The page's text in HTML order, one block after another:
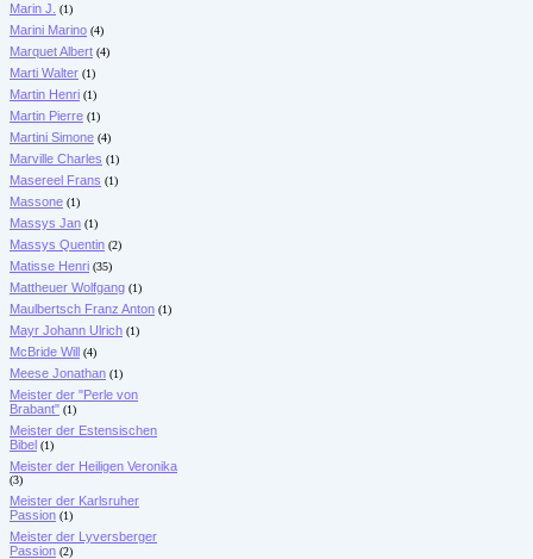
Marin J. (1)
Marini Marino (4)
Marquet Albert (4)
Marti Walter (1)
Martin Henri (1)
Martin Pierre (1)
Martini Simone (4)
Marville Charles (1)
Masereel Frans (1)
Massone (1)
Massys Jan (1)
Massys Quentin (2)
Matisse Henri (35)
Mattheuer Wolfgang (1)
Maulbertsch Franz Anton (1)
Mayr Johann Ulrich (1)
McBride Will (4)
Meese Jonathan (1)
Meister der "Perle von
Brabant" (1)
Meister der Estensischen
Bibel (1)
Meister der Heiligen Veronika
(3)
Meister der Karlsruher
Passion (1)
Meister der Lyversberger
Passion (2)